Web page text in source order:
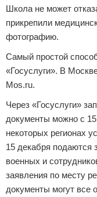
Школа не может
прикрепили
фотографию.
Самый простой
«Госуслуги». В
Mos.ru.
Через «Госуслуги»
документы можно с
некоторых регионах
15 декабря подаются
военных и
заявления по месту
документы могут все